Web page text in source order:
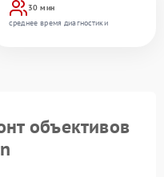
30 мин
среднее время диагностики
объективов